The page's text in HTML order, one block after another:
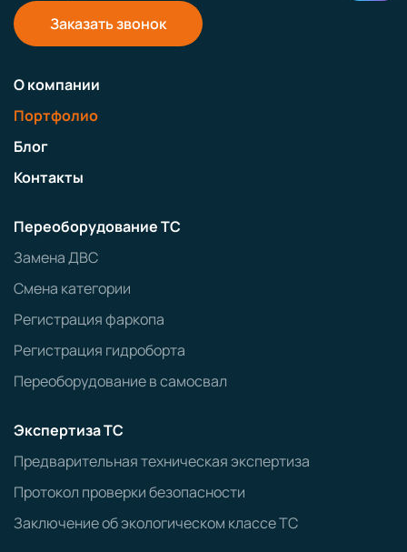
Заказать звонок
О компании
Портфолио
Блог
Контакты
Переоборудование ТС
Замена ДВС
Смена категории
Регистрация фаркопа
Регистрация гидроборта
Переоборудование в самосвал
Экспертиза ТС
Предварительная техническая экспертиза
Протокол проверки безопасности
Заключение об экологическом классе ТС